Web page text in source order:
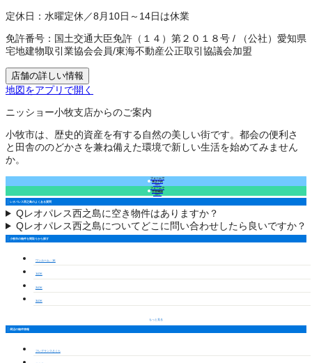
定休日： 水曜定休／8月10日～14日は休業
免許番号： 国土交通大臣免許（１４）第２０１８号 /
（公社）愛知県
宅地建物取引業協会会員/東海不動産公正取引協議会加盟
店舗の詳しい情報
地図をアプリで開く
ニッショー小牧支店からのご案内
小牧市は、歴史的資産を有する自然の美しい街です。都会の便利さ
と田舎ののどかさを兼ね備えた環境で新しい生活を始めてみません
か。
フォームで
来店予約
（無料）
フォームで
空室確認
（無料）
レオパレス西之島のよくある質問
Qレオパレス西之島に空き物件はありますか？
Qレオパレス西之島についてどこに問い合わせしたら良いですか？
小牧市の物件を間取りから探す
ワンルーム・1K
1LDK
2LDK
3LDK
もっと見る
周辺の物件情報
フレグランスさくら